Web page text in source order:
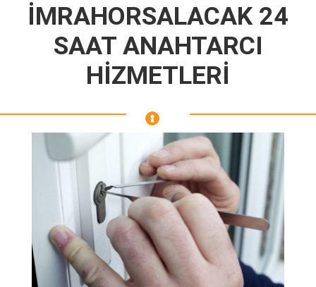
İMRAHORSALACAK 24
SAAT ANAHTARCI
HİZMETLERİ